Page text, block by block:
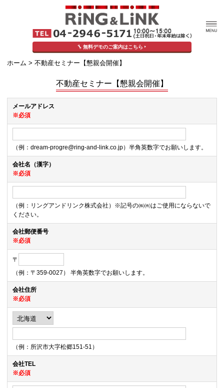
無料デモのご案内はこちら
ホーム > 不動産セミナー【懇親会開催】
不動産セミナー【懇親会開催】
メールアドレス
※必須
（例：dream-progre@ring-and-link.co.jp）半角英数字でお願いします。
会社名（漢字）
※必須
（例：リングアンドリンク株式会社）※記号の㈱㈲はご使用にならないで
ください。
会社郵便番号
※必須
〒
（例：〒359-0027） 半角英数字でお願いします。
会社住所
※必須
（例：所沢市大字松郷151-51）
会社TEL
※必須